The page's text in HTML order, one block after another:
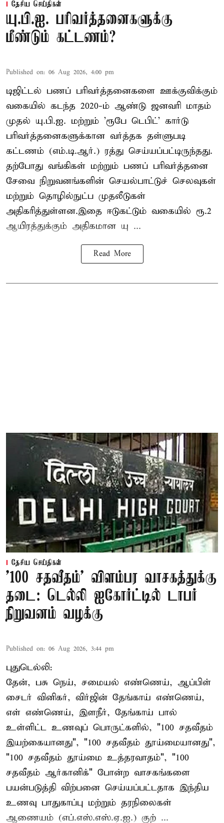
தேசிய செய்திகள்
யு.பி.ஐ. பரிவர்த்தனைகளுக்கு
மீண்டும் கட்டணம்?
Published on: 06 Aug 2026, 4:00 pm
டிஜிட்டல் பணப் பரிவர்த்தனைகளை ஊக்குவிக்கும்
வகையில் கடந்த 2020-ம் ஆண்டு ஜனவரி மாதம்
முதல் யு.பி.ஐ. மற்றும் 'ரூபே டெபிட்' கார்டு
பரிவர்த்தனைகளுக்கான வர்த்தக தள்ளுபடி
கட்டணம் (எம்.டி.ஆர்.) ரத்து செய்யப்பட்டிருந்தது.
தற்போது வங்கிகள் மற்றும் பணப் பரிவர்த்தனை
சேவை நிறுவனங்களின் செயல்பாட்டுச் செலவுகள்
மற்றும் தொழில்நுட்ப முதலீடுகள்
அதிகரித்துள்ளன.இதை ஈடுகட்டும் வகையில் ரூ.2
ஆயிரத்துக்கும் அதிகமான யு ...
Read More
தேசிய செய்திகள்
'100 சதவீதம்' விளம்பர வாசகத்துக்கு
தடை: டெல்லி ஐகோர்ட்டில் டாபர்
நிறுவனம் வழக்கு
Published on: 06 Aug 2026, 3:44 pm
புதுடெல்லி:
தேன், பசு நெய், சமையல் எண்ணெய், ஆப்பிள்
சைடர் வினிகர், விர்ஜின் தேங்காய் எண்ணெய்,
எள் எண்ணெய், இளநீர், தேங்காய் பால்
உள்ளிட்ட உணவுப் பொருட்களில், "100 சதவீதம்
இயற்கையானது", "100 சதவீதம் தூய்மையானது",
"100 சதவீதம் தூய்மை உத்தரவாதம்", "100
சதவீதம் ஆர்கானிக்" போன்ற வாசகங்களை
பயன்படுத்தி விற்பனை செய்யப்பட்டதாக இந்திய
உணவு பாதுகாப்பு மற்றும் தரநிலைகள்
ஆணையம் (எப்.எஸ்.எஸ்.ஏ.ஐ.) குற் ...